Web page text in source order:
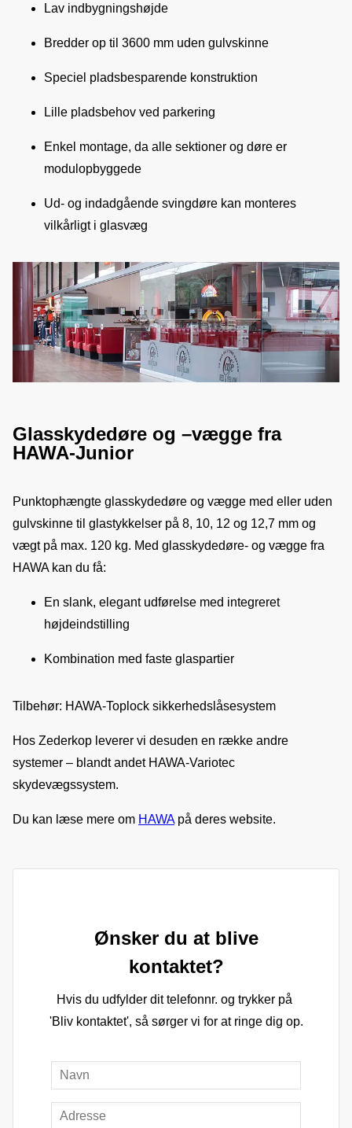
Lav indbygningshøjde
Bredder op til 3600 mm uden gulvskinne
Speciel pladsbesparende konstruktion
Lille pladsbehov ved parkering
Enkel montage, da alle sektioner og døre er
modulopbyggede
Ud- og indadgående svingdøre kan monteres
vilkårligt i glasvæg
Glasskydedøre og –vægge fra
HAWA-Junior
Punktophængte glasskydedøre og vægge med eller uden
gulvskinne til glastykkelser på 8, 10, 12 og 12,7 mm og
vægt på max. 120 kg. Med glasskydedøre- og vægge fra
HAWA kan du få:
En slank, elegant udførelse med integreret
højdeindstilling
Kombination med faste glaspartier
Tilbehør: HAWA-Toplock sikkerhedslåsesystem
Hos Zederkop leverer vi desuden en række andre
systemer – blandt andet HAWA-Variotec
skydevægssystem.
Du kan læse mere om HAWA på deres website.
Ønsker du at blive
kontaktet?
Hvis du udfylder dit telefonnr. og trykker på
'Bliv kontaktet', så sørger vi for at ringe dig op.